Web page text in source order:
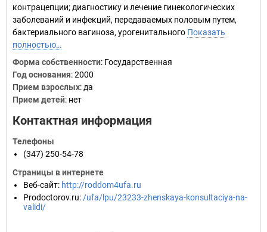
контрацепции; диагностику и лечение гинекологических
заболеваний и инфекций, передаваемых половым путем,
бактериального вагиноза, урогенитального Показать
полностью…
Форма собственности: Государственная
Год основания:2000
Прием взрослых: да
Прием детей: нет
Контактная информация
Телефоны
(347) 250-54-78
Страницы в интернете
Веб-сайт: http://roddom4ufa.ru
Prodoctorov.ru: /ufa/lpu/23233-zhenskaya-konsultaciya-na-
validi/